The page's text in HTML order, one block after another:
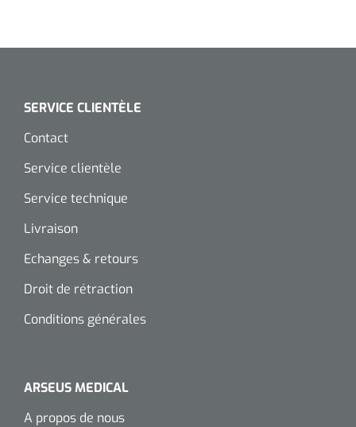
SERVICE CLIENTÈLE
Contact
Service clientèle
Service technique
Livraison
Echanges & retours
Droit de rétraction
Conditions générales
ARSEUS MEDICAL
A propos de nous